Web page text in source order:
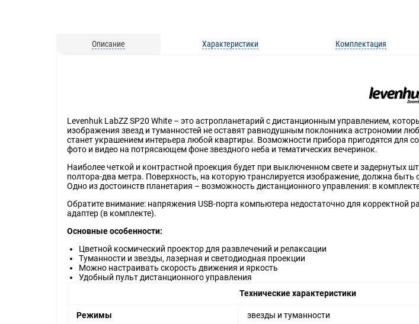
Описание Характеристики Комплектация
Levenhuk LabZZ SP20 White – это астропланетарий с дистанционным управлением,
изображения звезд и туманностей не оставят равнодушным поклонника астрономии
станет украшением интерьера любой квартиры. Возможности прибора пригодятся для
фото и видео на потрясающем фоне звездного неба и тематических вечеринок.
Наиболее четкой и контрастной проекция будет при выключенном свете и задернутых
полтора-два метра. Поверхность, на которую транслируется изображение, должна
Одно из достоинств планетария – возможность дистанционного управления: в
Обратите внимание: напряжения USB-порта компьютера недостаточно для корректной
адаптер (в комплекте).
Основные особенности:
Цветной космический проектор для развлечений и релаксации
Туманности и звезды, лазерная и светодиодная проекции
Можно настраивать скорость движения и яркость
Удобный пульт дистанционного управления
Технические характеристики
Режимы звезды и туманности